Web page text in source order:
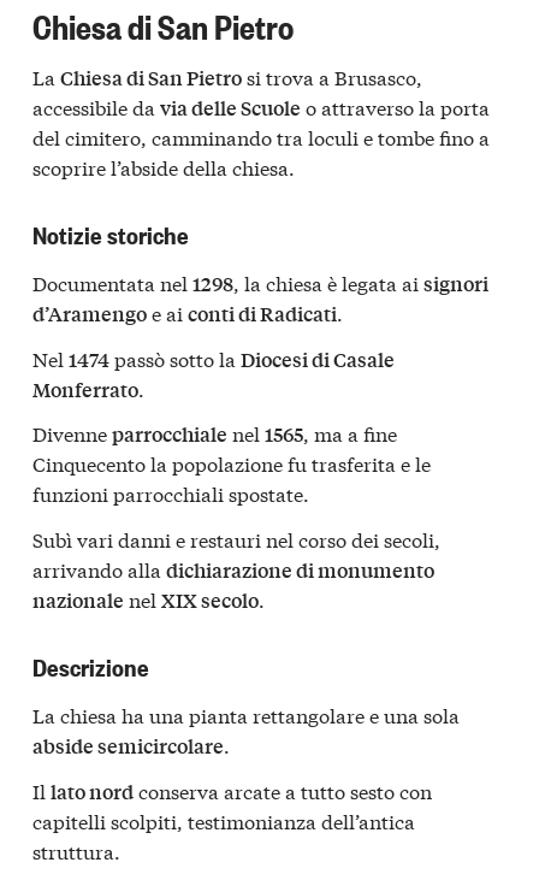
Chiesa di San Pietro
La Chiesa di San Pietrosi trova a Brusasco,
accessibile da via delle Scuole o attraverso la porta
del cimitero, camminando tra loculi e tombe fino a
scoprire l’abside della chiesa.
Notizie storiche
Documentata nel 1298, la chiesa è legata ai signori
d’Aramengoe ai conti di Radicati.
Nel 1474passò sotto la Diocesi di Casale
Monferrato
Divenneparrocchiale nel 1565, ma a fine
Cinquecento la popolazione fu trasferita e le
funzioni parrocchiali spostate.
Subì vari danni e restauri nel corso dei secoli,
arrivando alla dichiarazione di monumento
nazionale nel XIX secolo.
Descrizione
La chiesa ha una pianta rettangolare e una sola
abside semicircolare.
Il lato nordconserva arcate a tutto sesto con
capitelli scolpiti, testimonianza dell’antica
struttura.